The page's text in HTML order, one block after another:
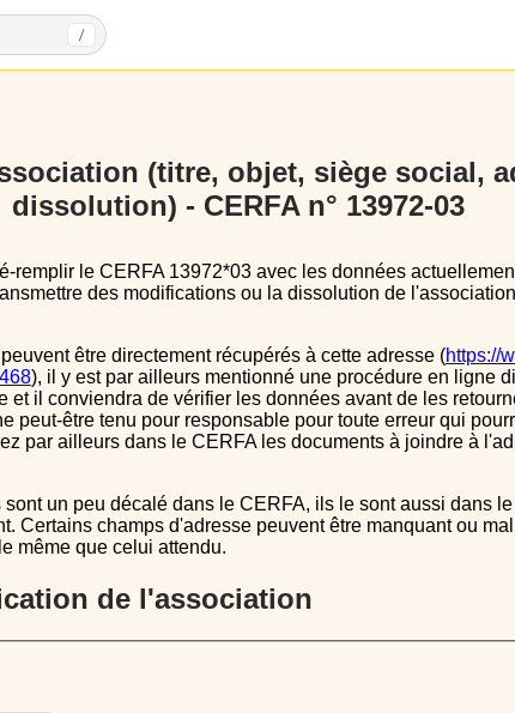
/
(titre, objet, siège social,
dissolution) - CERFA n° 13972-03
des modifications ou la dissolution de
être directement récupérés à cette adresse (https://
), il y est par ailleurs mentionné une procédure en ligne
et il conviendra de vérifier les données avant de les
peut-être tenu pour responsable pour toute erreur qui
par ailleurs dans le CERFA les documents à joindre à
Certains champs d'adresse peuvent être manquant ou
même que celui attendu.
de l'association